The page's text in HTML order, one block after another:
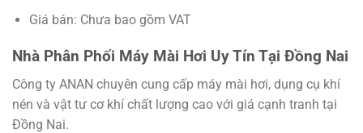
Giá bán: Chưa bao gồm VAT
Nhà Phân Phối Máy Mài Hơi Uy Tín Tại Đồng Nai
Công ty ANAN chuyên cung cấp máy mài hơi, dụng cụ khí
nén và vật tư cơ khí chất lượng cao với giá cạnh tranh tại
Đồng Nai.